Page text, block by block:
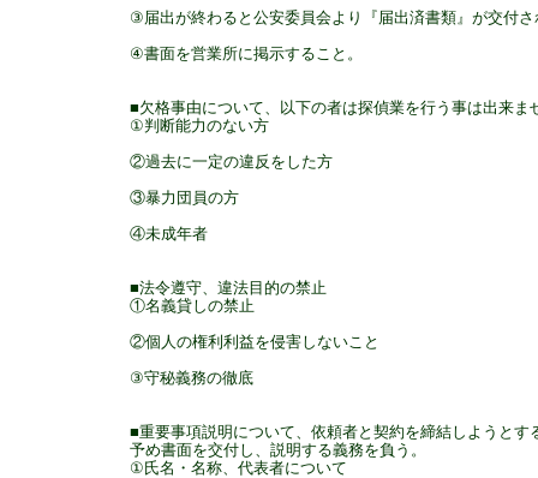
③届出が終わると公安委員会より『届出済書類』が交付さ
④書面を営業所に掲示すること。
■欠格事由について、以下の者は探偵業を行う事は出来ま
①判断能力のない方
②過去に一定の違反をした方
③暴力団員の方
④未成年者
■法令遵守、違法目的の禁止
①名義貸しの禁止
②個人の権利利益を侵害しないこと
③守秘義務の徹底
■重要事項説明について、依頼者と契約を締結しようとす
予め書面を交付し、説明する義務を負う。
①氏名・名称、代表者について